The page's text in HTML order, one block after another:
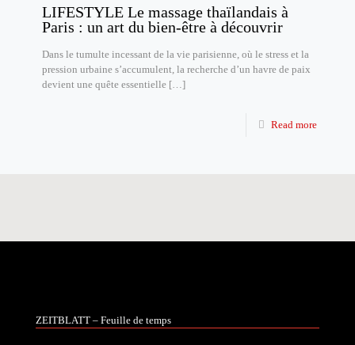
LIFESTYLE Le massage thaïlandais à
Paris : un art du bien-être à découvrir
Dans le tumulte incessant de la vie parisienne, où le stress et la
pression urbaine s’accumulent, la recherche d’un havre de paix
devient une quête essentielle […]
Read more
ZEITBLATT – Feuille de temps